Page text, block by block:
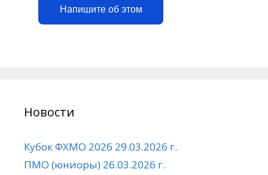
Напишите об этом
Новости
Кубок ФХМО 2026 29.03.2026 г.
ПМО (юниоры) 26.03.2026 г.